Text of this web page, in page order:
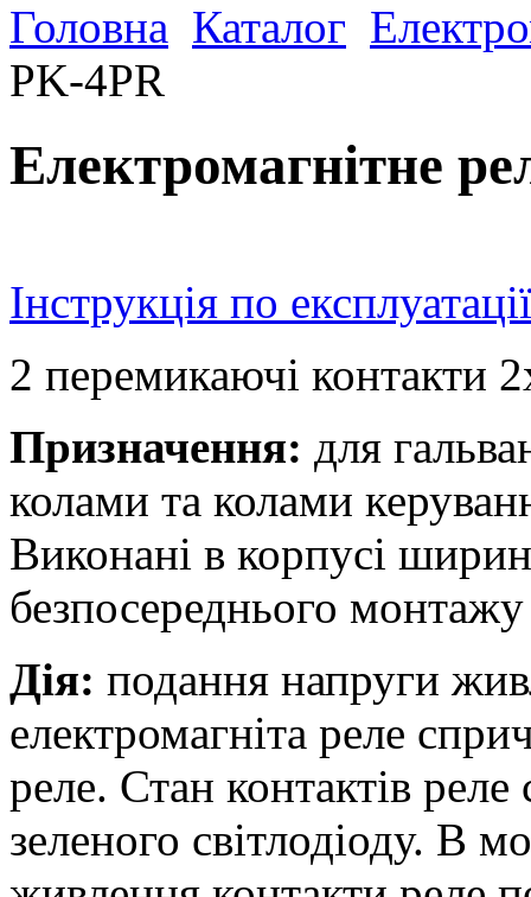
Головна Каталог
PK-4PR
Електромагнітне
Інструкція по експлуатації
2 перемикаючі контакти
Призначення: для
колами та колами
Виконані в корпусі
безпосереднього
Дія: подання напруги
електромагніта реле
реле. Стан контактів реле
зеленого світлодіоду. В